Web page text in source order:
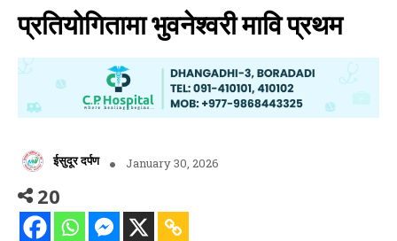
प्रतियोगितामा भुवनेश्वरी मावि प्रथम
ईसुदूर दर्पण January 30, 2026
20